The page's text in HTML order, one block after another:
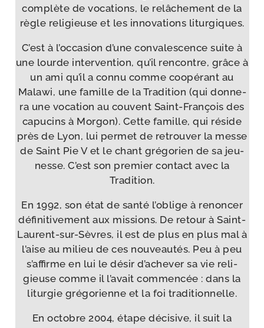
com­plète de voca­tions, le relâ­che­ment de la
règle reli­gieuse et les inno­va­tions liturgiques.
C’est à l’occasion d’une conva­les­cence suite à
une lourde inter­ven­tion, qu’il ren­contre, grâce à
un ami qu’il a connu comme coopé­rant au
Malawi, une famille de la Tradition (qui don­ne­
ra une voca­tion au couvent Saint-​François des
capu­cins à Morgon). Cette famille, qui réside
près de Lyon, lui per­met de retrou­ver la messe
de Saint Pie V et le chant gré­go­rien de sa jeu­
nesse. C’est son pre­mier contact avec la
Tradition.
En 1992, son état de san­té l’oblige à renon­cer
défi­ni­ti­ve­ment aux mis­sions. De retour à Saint-​
Laurent-​sur-​Sèvres, il est de plus en plus mal à
l’aise au milieu de ces nou­veau­tés. Peu à peu
s’affirme en lui le désir d’achever sa vie reli­
gieuse comme il l’avait com­men­cée : dans la
litur­gie gré­go­rienne et la foi traditionnelle.
En octobre 2004, étape déci­sive, il suit la